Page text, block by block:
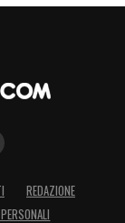
REDAZIONE